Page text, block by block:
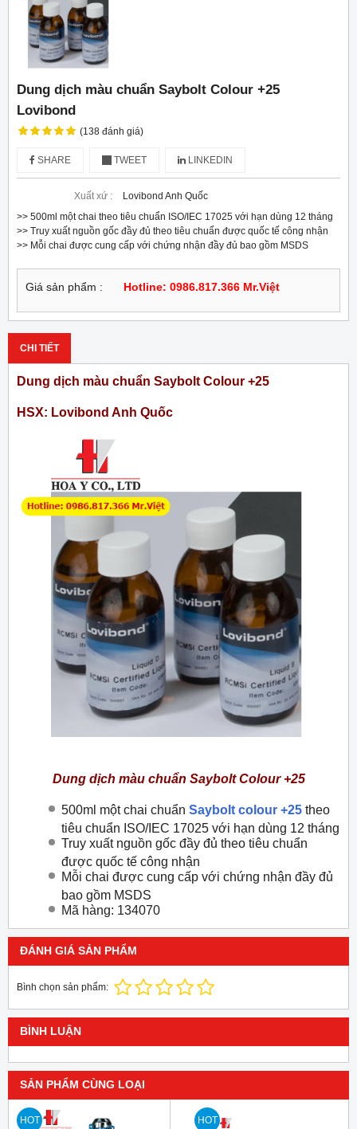
Dung dịch màu chuẩn Saybolt Colour +25
Lovibond
(138 đánh giá)
SHARE TWEET LINKEDIN
Xuất xứ :
Lovibond Anh Quốc
>> 500ml một chai theo tiêu chuẩn ISO/IEC 17025 với hạn dùng 12 tháng
>> Truy xuất nguồn gốc đầy đủ theo tiêu chuẩn được quốc tế công nhận
>> Mỗi chai được cung cấp với chứng nhận đầy đủ bao gồm MSDS
Giá sản phẩm : Hotline: 0986.817.366 Mr.Việt
CHI TIẾT
Dung dịch màu chuẩn Saybolt Colour +25
HSX: Lovibond Anh Quốc
Dung dịch màu chuẩn Saybolt Colour +25
500ml một chai chuẩn Saybolt colour +25 theo
tiêu chuẩn ISO/IEC 17025 với hạn dùng 12 tháng
Truy xuất nguồn gốc đầy đủ theo tiêu chuẩn
được quốc tế công nhận
Mỗi chai được cung cấp với chứng nhận đầy đủ
bao gồm MSDS
Mã hàng: 134070
ĐÁNH GIÁ SẢN PHẨM
Bình chọn sản phẩm:
BÌNH LUẬN
SẢN PHẨM CÙNG LOẠI
HOT HOT